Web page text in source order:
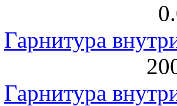
Гарнитура
Гарнитура